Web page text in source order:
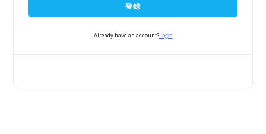
登録
Already have an account?Login